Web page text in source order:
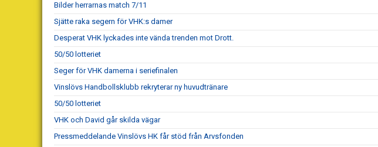
Bilder herrarnas match 7/11
Sjätte raka segern för VHK:s damer
Desperat VHK lyckades inte vända trenden mot Drott.
50/50 lotteriet
Seger för VHK damerna i seriefinalen
Vinslövs Handbollsklubb rekryterar ny huvudtränare
50/50 lotteriet
VHK och David går skilda vägar
Pressmeddelande Vinslövs HK får stöd från Arvsfonden